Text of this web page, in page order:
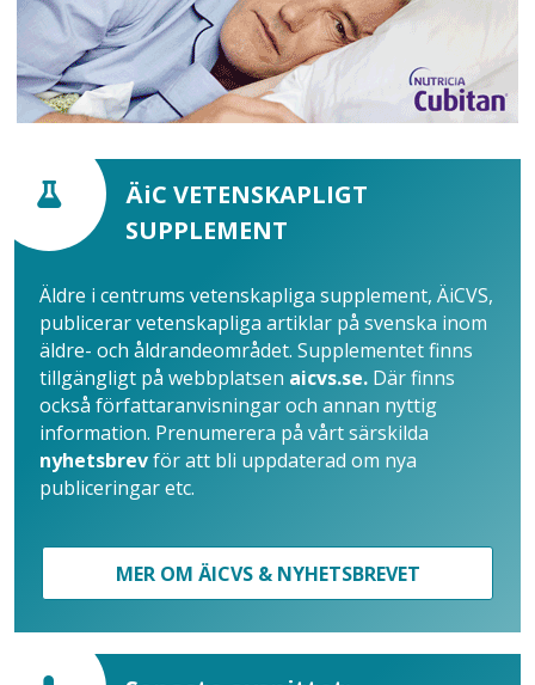
ÄiC VETENSKAPLIGT
SUPPLEMENT
Äldre i centrums vetenskapliga supplement, ÄiCVS,
publicerar vetenskapliga artiklar på svenska inom
äldre- och åldrandeområdet. Supplementet finns
tillgängligt på webbplatsen aicvs.se. Där finns
också författaranvisningar och annan nyttig
information. Prenumerera på vårt särskilda
nyhetsbrevför att bli uppdaterad om nya
publiceringar etc.
MER OM ÄICVS & NYHETSBREVET